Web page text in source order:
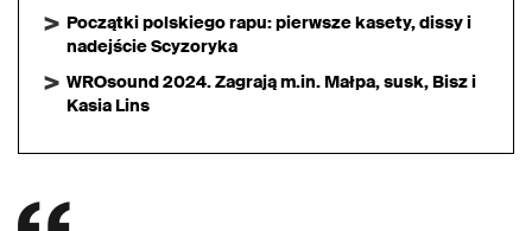
Początki polskiego rapu: pierwsze kasety, dissy i
nadejście Scyzoryka
WROsound 2024. Zagrają m.in. Małpa, susk, Bisz i
Kasia Lins